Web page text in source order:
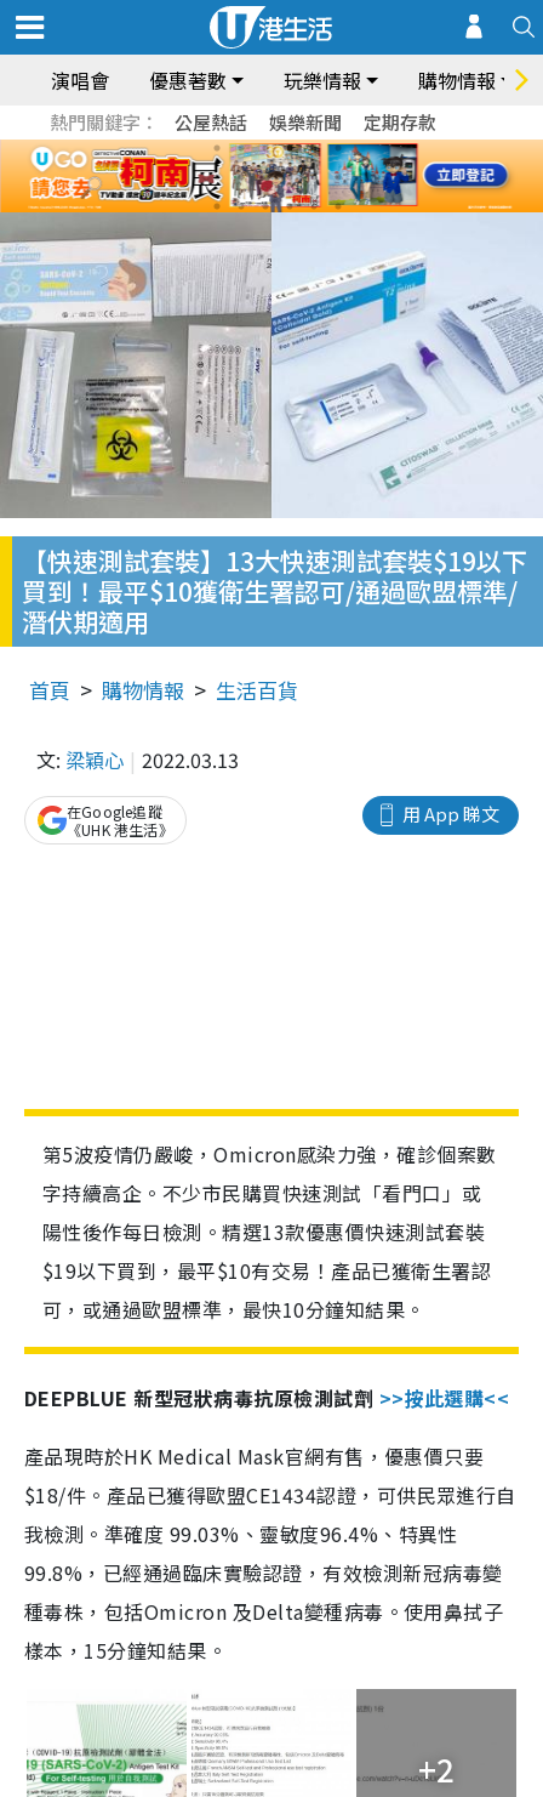
演唱會 優惠著數 玩樂情報 購物情報
熱門關鍵字： 公屋熱話 娛樂新聞 定期存款
【快速測試套裝】13大快速測試套裝$19以下
買到！最平$10獲衛生署認可/通過歐盟標準/
潛伏期適用
首頁 購物情報 生活百貨
文: 梁穎心 2022.03.13
用 App 睇文
在Google追蹤
《UHK 港生活》
第5波疫情仍嚴峻，Omicron感染力強，確診個案數
字持續高企。不少市民購買快速測試「看門口」或
陽性後作每日檢測。精選13款優惠價快速測試套裝
$19以下買到，最平$10有交易！產品已獲衛生署認
可，或通過歐盟標準，最快10分鐘知結果。
DEEPBLUE 新型冠狀病毒抗原檢測試劑 >>按此選購<<
產品現時於HK Medical Mask官網有售，優惠價只要
$18/件。產品已獲得歐盟CE1434認證，可供民眾進行自
我檢測。準確度 99.03%、靈敏度96.4%、特異性
99.8%，已經通過臨床實驗認證，有效檢測新冠病毒變
種毒株，包括Omicron 及Delta變種病毒。使用鼻拭子
樣本，15分鐘知結果。
+2